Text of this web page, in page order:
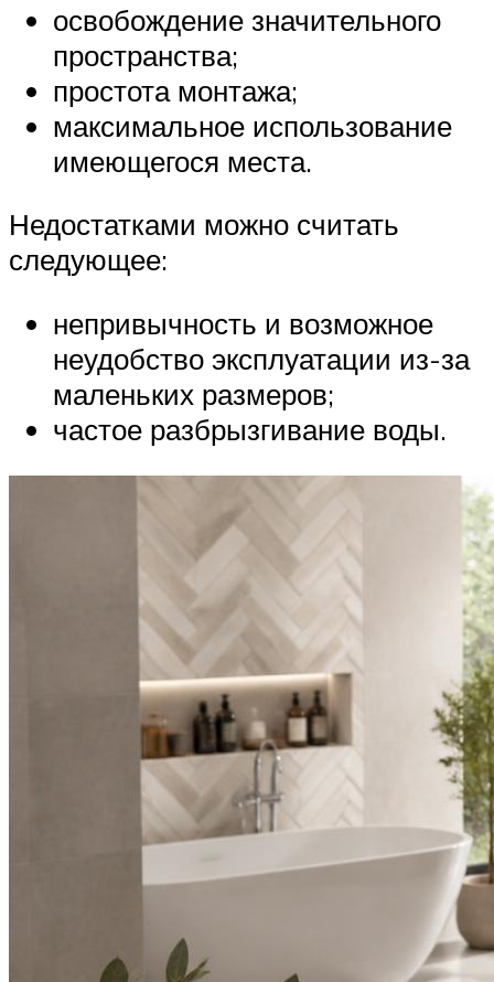
освобождение значительного
пространства;
простота монтажа;
максимальное использование
имеющегося места.
Недостатками можно считать
следующее:
непривычность и возможное
неудобство эксплуатации из-за
маленьких размеров;
частое разбрызгивание воды.